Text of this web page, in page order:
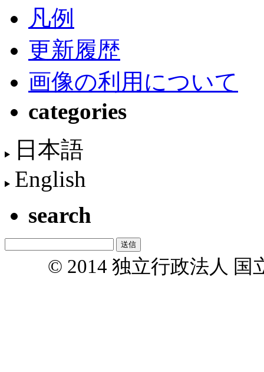
凡例
更新履歴
画像の利用について
categories
日本語
English
search
© 2014 独立行政法人 国